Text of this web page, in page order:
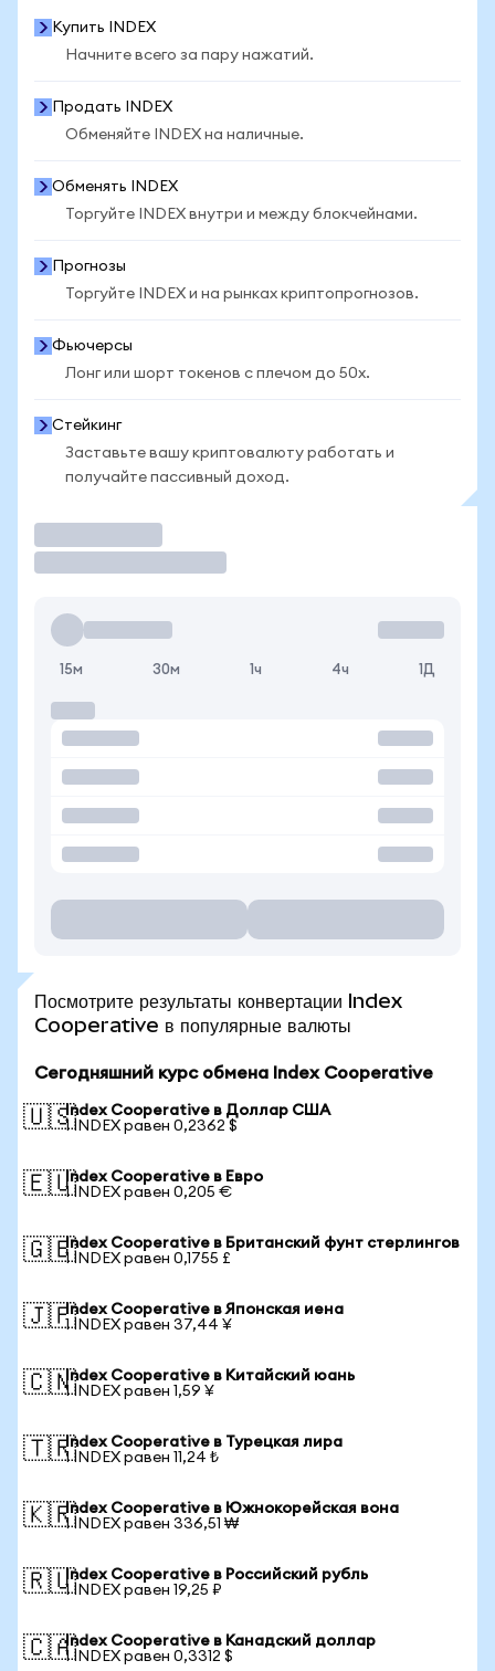
Купить INDEX
Начните всего за пару нажатий.
Продать INDEX
Обменяйте INDEX на наличные.
Обменять INDEX
Торгуйте INDEX внутри и между блокчейнами.
Прогнозы
Торгуйте INDEX и на рынках криптопрогнозов.
Фьючерсы
Лонг или шорт токенов с плечом до 50x.
Стейкинг
Заставьте вашу криптовалюту работать и
получайте пассивный доход.
15м 30м 1ч 4ч 1Д
Посмотрите результаты конвертации Index
Cooperative в популярные валюты
Сегодняшний курс обмена Index Cooperative
🇺🇸Index Cooperative в Доллар США
1 INDEX равен 0,2362 $
🇪🇺Index Cooperative в Евро
1 INDEX равен 0,205 €
🇬🇧Index Cooperative в Британский фунт стерлингов
1 INDEX равен 0,1755 £
🇯🇵Index Cooperative в Японская иена
1 INDEX равен 37,44 ¥
🇨🇳Index Cooperative в Китайский юань
1 INDEX равен 1,59 ¥
🇹🇷Index Cooperative в Турецкая лира
1 INDEX равен 11,24 ₺
🇰🇷Index Cooperative в Южнокорейская вона
1 INDEX равен 336,51 ₩
🇷🇺Index Cooperative в Российский рубль
1 INDEX равен 19,25 ₽
🇨🇦Index Cooperative в Канадский доллар
1 INDEX равен 0,3312 $